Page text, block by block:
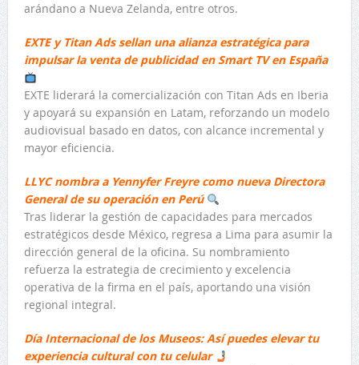
arándano a Nueva Zelanda, entre otros.
EXTE y Titan Ads sellan una alianza estratégica para
impulsar la venta de publicidad en Smart TV en España
EXTE liderará la comercialización con Titan Ads en Iberia
y apoyará su expansión en Latam, reforzando un modelo
audiovisual basado en datos, con alcance incremental y
mayor eficiencia.
LLYC nombra a Yennyfer Freyre como nueva Directora
General de su operación en Perú
Tras liderar la gestión de capacidades para mercados
estratégicos desde México, regresa a Lima para asumir la
dirección general de la oficina. Su nombramiento
refuerza la estrategia de crecimiento y excelencia
operativa de la firma en el país, aportando una visión
regional integral.
Día Internacional de los Museos: Así puedes elevar tu
experiencia cultural con tu celular